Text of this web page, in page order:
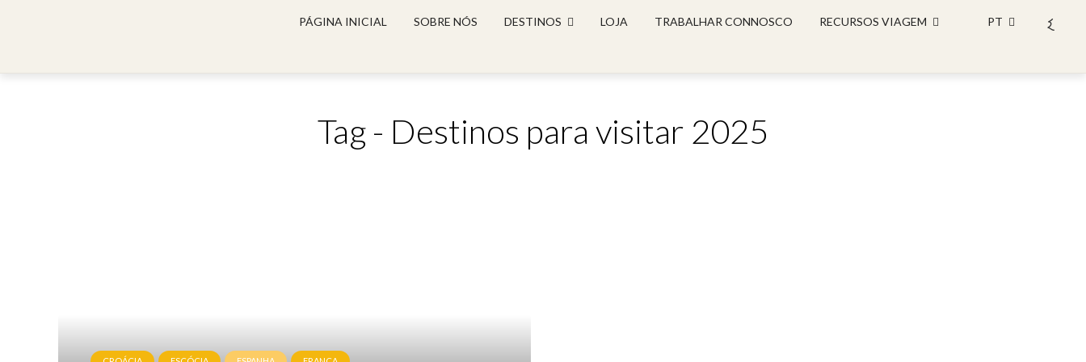
PÁGINA INICIAL SOBRE NÓS DESTINOS LOJA TRABALHAR CONNOSCO RECURSOS VIAGEM PT
Tag - Destinos para visitar 2025